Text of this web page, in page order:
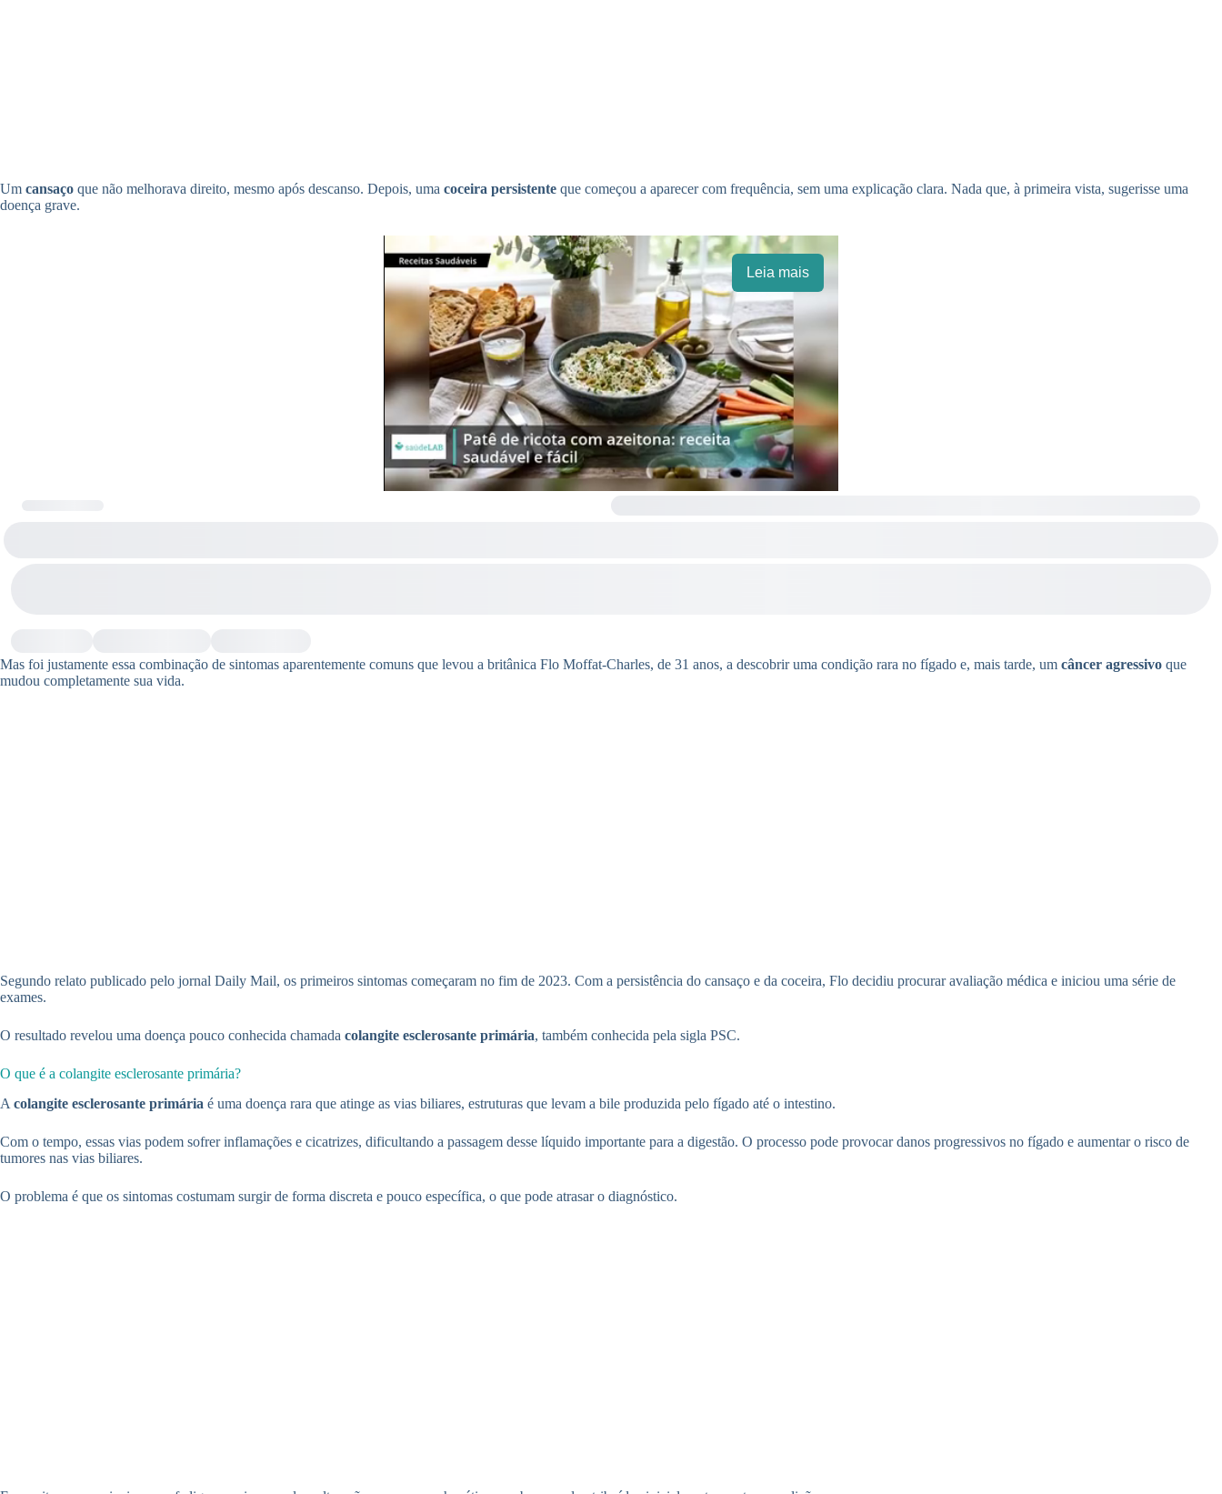
Um cansaço que não melhorava direito, mesmo após descanso. Depois, uma coceira persistente que começou a aparecer com frequência, sem uma explicação clara. Nada que, à primeira vista, sugerisse uma
doença grave.
Leia mais
Mas foi justamente essa combinação de sintomas aparentemente comuns que levou a britânica Flo Moffat-Charles, de 31 anos, a descobrir uma condição rara no fígado e, mais tarde, um câncer agressivo que
mudou completamente sua vida.
Segundo relato publicado pelo jornal Daily Mail, os primeiros sintomas começaram no fim de 2023. Com a persistência do cansaço e da coceira, Flo decidiu procurar avaliação médica e iniciou uma série de
exames.
O resultado revelou uma doença pouco conhecida chamada colangite esclerosante primária, também conhecida pela sigla PSC.
O que é a colangite esclerosante primária?
A colangite esclerosante primária é uma doença rara que atinge as vias biliares, estruturas que levam a bile produzida pelo fígado até o intestino.
Com o tempo, essas vias podem sofrer inflamações e cicatrizes, dificultando a passagem desse líquido importante para a digestão. O processo pode provocar danos progressivos no fígado e aumentar o risco de
tumores nas vias biliares.
O problema é que os sintomas costumam surgir de forma discreta e pouco específica, o que pode atrasar o diagnóstico.